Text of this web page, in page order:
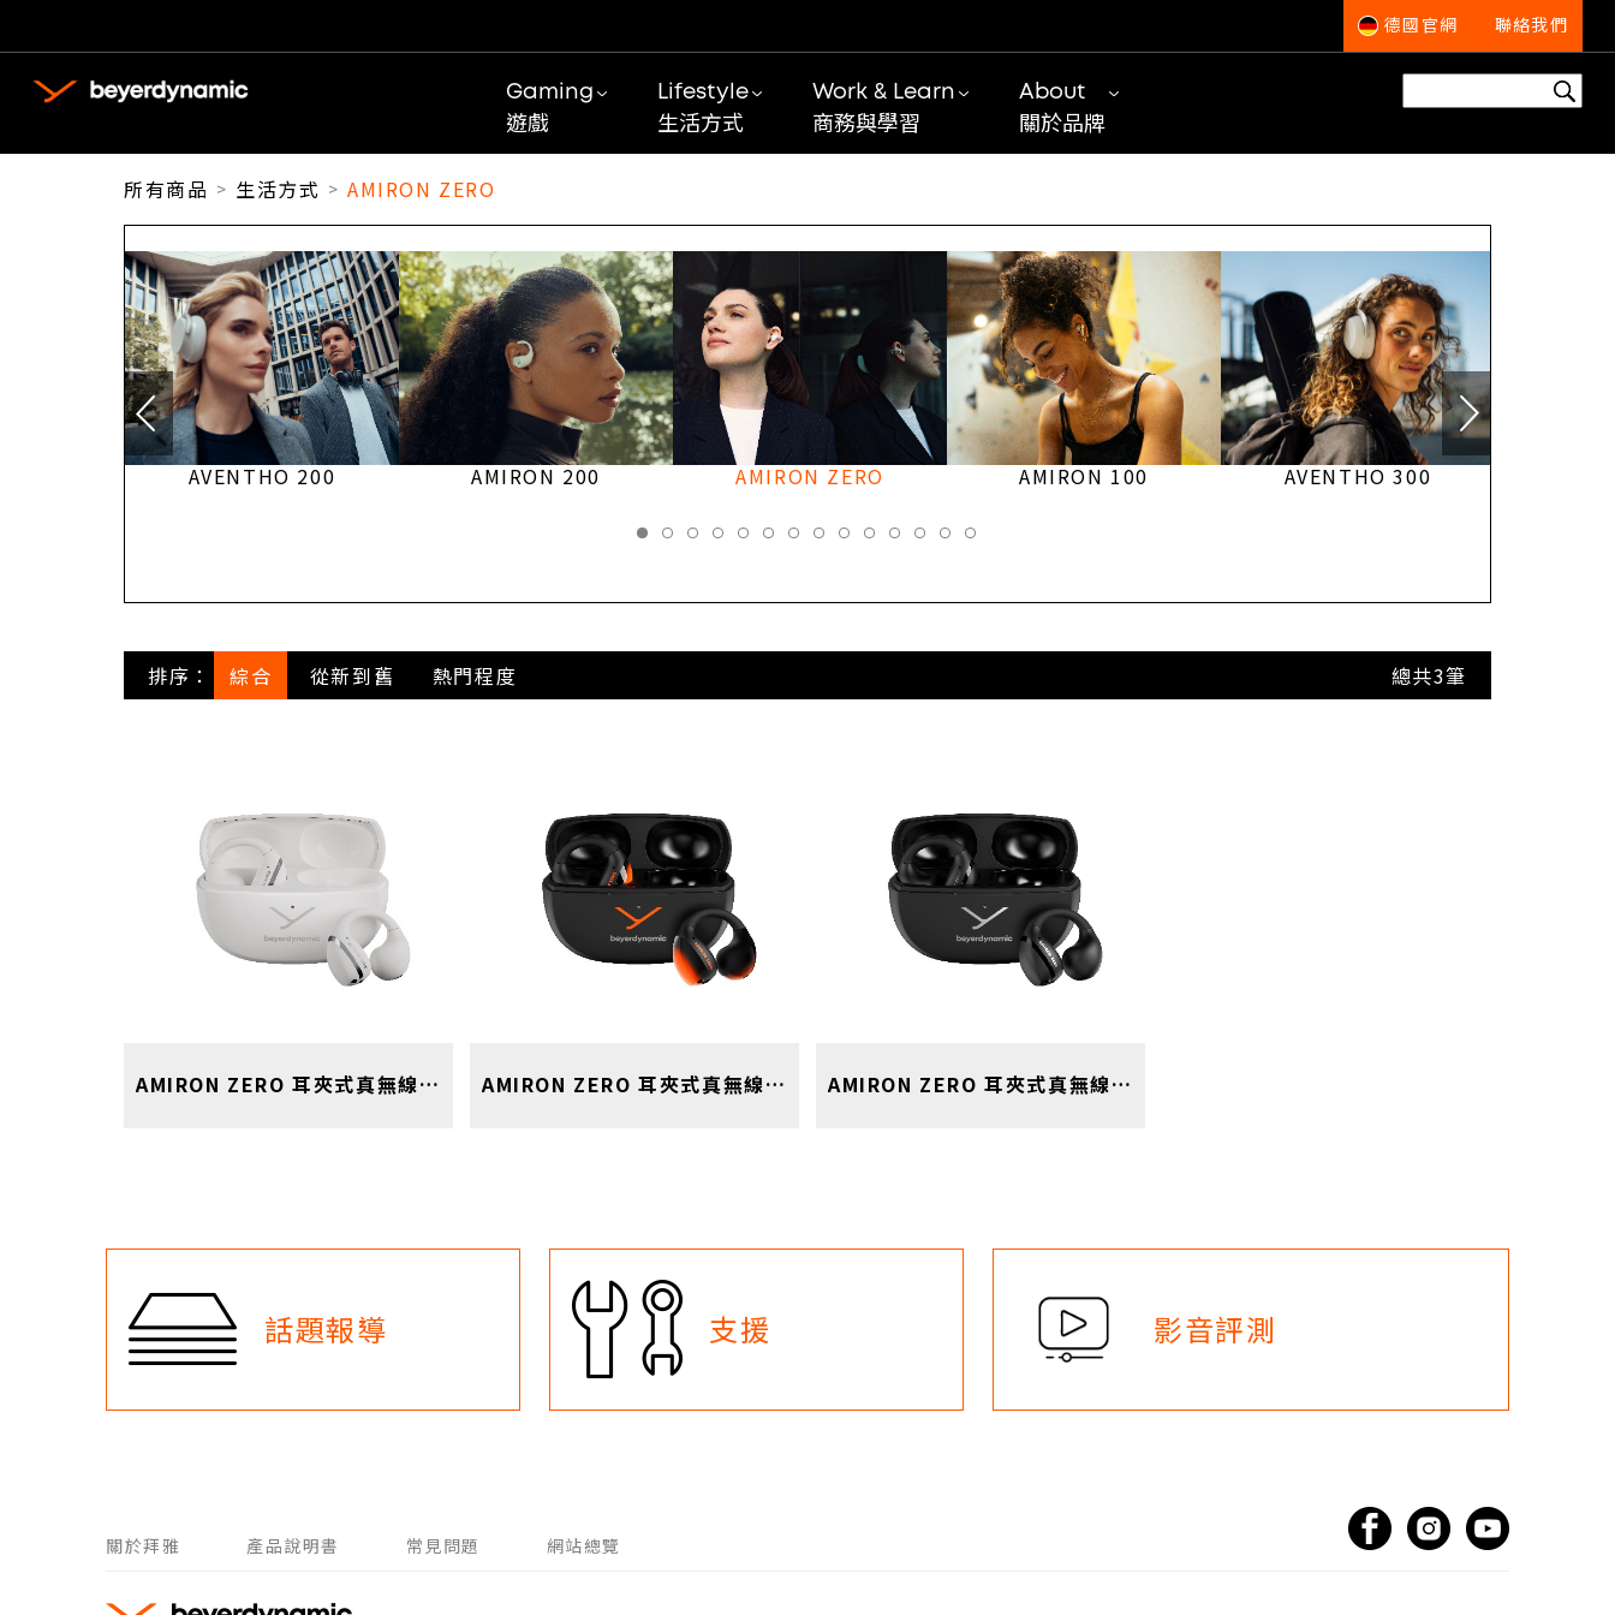
德國官網 聯絡我們
Gaming
遊戲
Lifestyle
生活方式
Work & Learn
商務與學習
About
關於品牌
所有商品 生活方式 AMIRON ZERO
AVENTHO 200 AMIRON 200 AMIRON ZERO AMIRON 100 AVENTHO 300
排序 總共3筆
綜合 從新到舊 熱門程度
AMIRON ZERO 耳夾式真無線藍牙耳機 白 AMIRON ZERO 耳夾式真無線藍牙耳機 橘 AMIRON ZERO 耳夾式真無線藍牙耳機 黑
話題報導 支援 影音評測
關於拜雅 產品說明書 常見問題 網站總覽